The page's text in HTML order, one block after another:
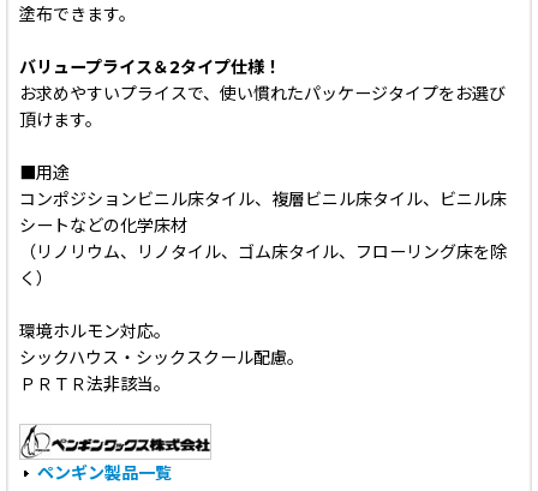
塗布できます。
バリュープライス＆2タイプ仕様！
お求めやすいプライスで、使い慣れたパッケージタイプをお選び
頂けます。
■用途
コンポジションビニル床タイル、複層ビニル床タイル、ビニル床
シートなどの化学床材
（リノリウム、リノタイル、ゴム床タイル、フローリング床を除
く）
環境ホルモン対応。
シックハウス・シックスクール配慮。
ＰＲＴＲ法非該当。
ペンギン製品一覧